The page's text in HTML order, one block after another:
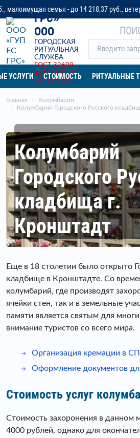
семья - до 14 218,37 руб., ветеран
«ГУП ЕС
ГРС»
ООО
ГОРОДСКАЯ
РИТУАЛЬНАЯ
СЛУЖБА
ГОСТ 32609-
2014 ГОСТ Р
54611-2011
УСЛУГИ СТОИМОСТЬ РИТУАЛЬНЫЕ
Главная
Колумбарии
Колумбарий Городского Русского
Колумбарий
Городского
кладбища г.
Кронштадт
Еще в 18 столетии было открыто
кладбище в Кронштадте. Со
колумбарий, где производят
ячейки стен, так и в земельные
памяти является святым для
внимание туристов со всего мира.
Организация кремации в
Оформление документов
Стоимость услуг
Стоимость захоронения в данном
4000 рублей, однако для